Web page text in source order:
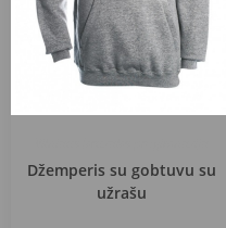
Džemperis su gobtuvu su
užrašu